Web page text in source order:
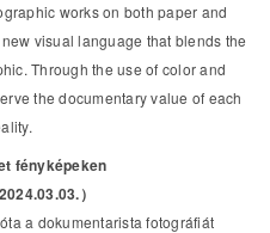
works on both paper and
visual language that blends the
Through the use of color and
the documentary value of each
fényképeken
）
a dokumentarista fotográfiát